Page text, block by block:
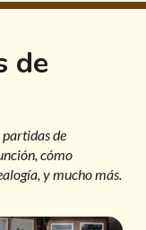
de
partidas de
cómo
y mucho más.